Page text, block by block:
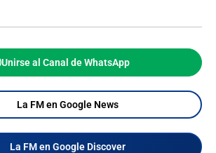
Unirse al Canal de WhatsApp
La FM en Google News
La FM en Google Discover